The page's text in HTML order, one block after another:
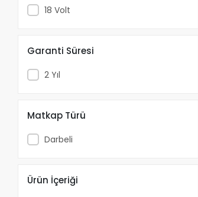
18 Volt
Garanti Süresi
2 Yıl
Matkap Türü
Darbeli
Ürün İçeriği